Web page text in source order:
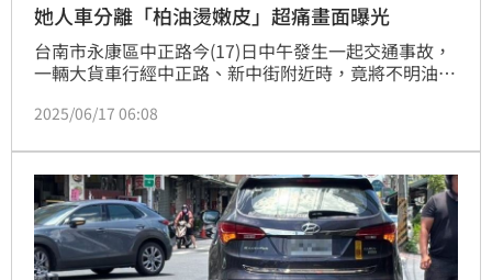
她人車分離「柏油燙嫩皮」超痛畫面曝光
台南市永康區中正路今(17)日中午發生一起交通事故，
一輛大貨車行經中正路、新中街附近時，竟將不明油汙
其中一名吳女當場摔進自小客車車底，驚悚畫面曝光，
2025/06/17 06:08